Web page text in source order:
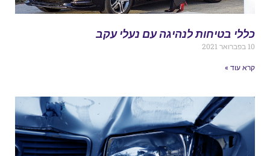
בטיחות לנהיגה עם נעלי עקב
עוד »